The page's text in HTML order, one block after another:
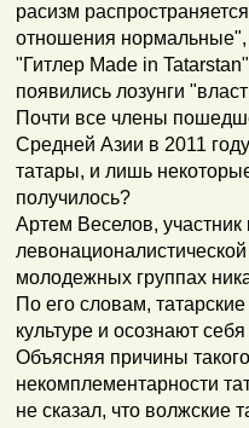
расизм
отношения
"Гитлер Made in
появились лозунги
Почти все члены
Средней Азии в 2011
татары, и лишь
получилось?
Артем Веселов, участник
молодежных группах
По его словам,
культуре и осознают
Объясняя причины
некомплементарности
не сказал, что волжские